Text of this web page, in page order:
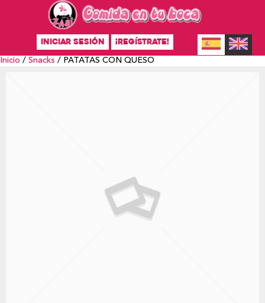
INICIAR SESIÓN ¡REGÍSTRATE!
Inicio / Snacks / PATATAS CON QUESO